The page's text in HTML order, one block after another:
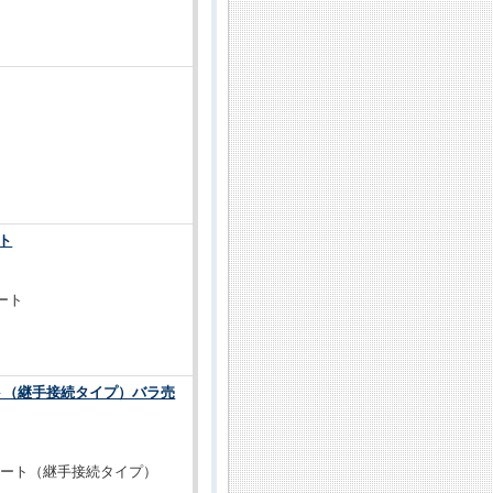
ト
継手接続タイプ）バラ売
（継手接続タイプ）